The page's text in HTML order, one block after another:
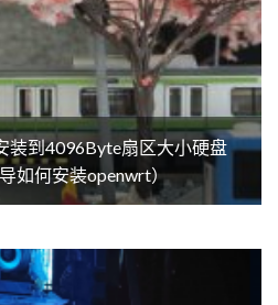
装到4096Byte扇区大小硬盘
如何安装openwrt）